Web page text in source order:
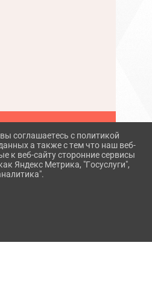
соглашаетесь с политикой
а также с тем что наш веб-
к веб-сайту сторонние сервисы
Яндекс Метрика, "Госуслуги",